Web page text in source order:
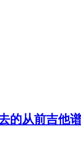
的从前吉他